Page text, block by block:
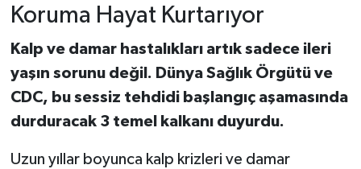
Koruma Hayat Kurtarıyor
Kalp ve damar hastalıkları artık sadece ileri
yaşın sorunu değil. Dünya Sağlık Örgütü ve
CDC, bu sessiz tehdidi başlangıç aşamasında
durduracak 3 temel kalkanı duyurdu.
Uzun yıllar boyunca kalp krizleri ve damar